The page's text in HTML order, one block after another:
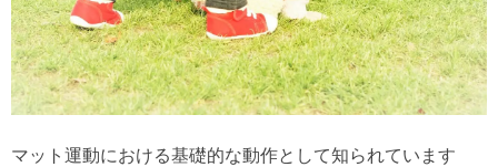
マット運動における基礎的な動作として知られています